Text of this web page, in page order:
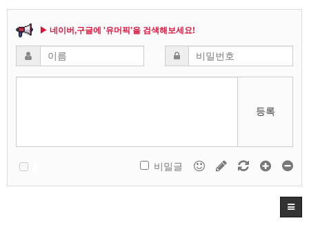
▶ 네이버,구글에 '유머픽'을 검색해보세요!
등록
비밀글